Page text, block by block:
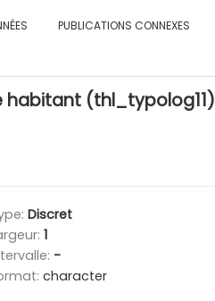
PUBLICATIONS CONNEXES
habitant (thl_typolog11)
Discret
1
-
character